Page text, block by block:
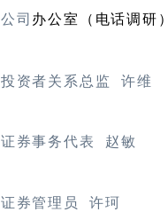
公司 办公室（电话调研）
投资者关系总监 许维
证券事务代表 赵敏
证券管理员 许珂